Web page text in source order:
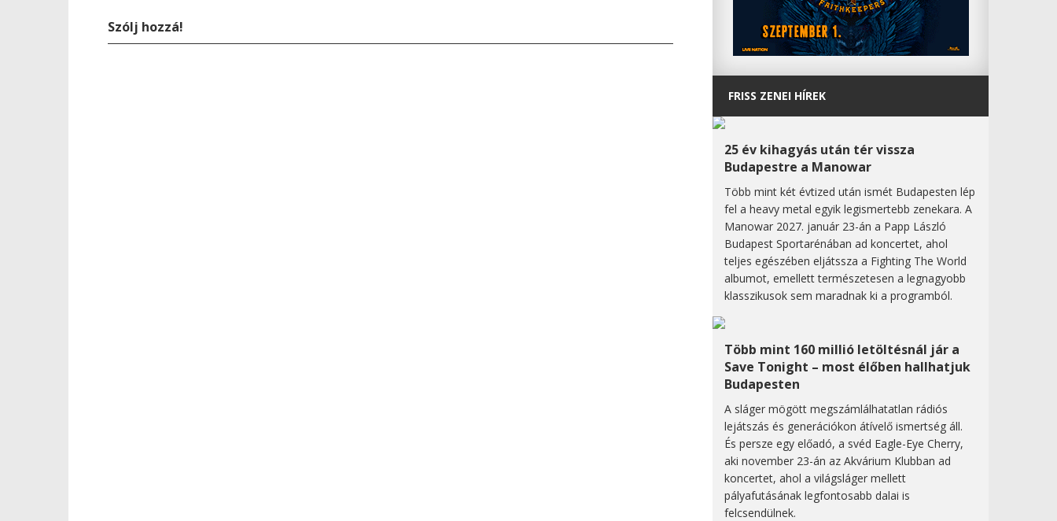
Szólj hozzá!
FRISS ZENEI HÍREK
25 év kihagyás után tér vissza
Budapestre a Manowar
Több mint két évtized után ismét Budapesten lép
fel a heavy metal egyik legismertebb zenekara. A
Manowar 2027. január 23-án a Papp László
Budapest Sportarénában ad koncertet, ahol
teljes egészében eljátssza a Fighting The World
albumot, emellett természetesen a legnagyobb
klasszikusok sem maradnak ki a programból.
Több mint 160 millió letöltésnál jár a
Save Tonight – most élőben hallhatjuk
Budapesten
A sláger mögött megszámlálhatatlan rádiós
lejátszás és generációkon átívelő ismertség áll.
És persze egy előadó, a svéd Eagle-Eye Cherry,
aki november 23-án az Akvárium Klubban ad
koncertet, ahol a világsláger mellett
pályafutásának legfontosabb dalai is
felcsendülnek.